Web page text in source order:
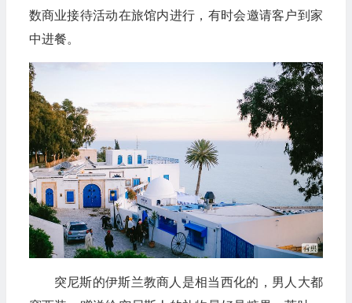
数商业接待活动在旅馆内进行，有时会邀请客户到家
中进餐。
突尼斯的伊斯兰教商人是相当西化的，男人大都